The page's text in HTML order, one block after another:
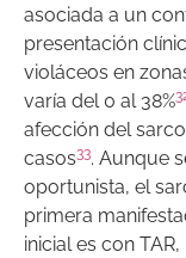
asociada a un
presentación
violáceos en
varía del 0 al 38%
afección del
casos33. Aunque
oportunista, el
primera
inicial es con